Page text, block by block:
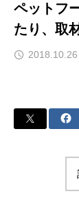
ペットフ
たり、取
2018.10.26